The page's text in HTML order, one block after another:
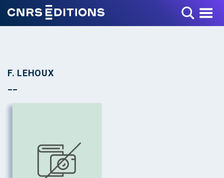
Toggle Menu
F. LEHOUX